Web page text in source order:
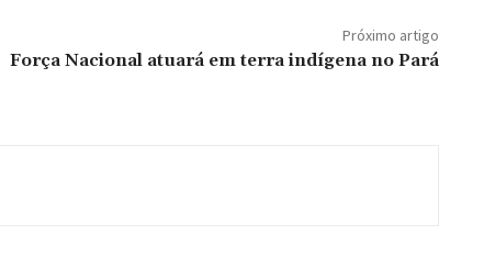
Próximo artigo
Força Nacional atuará em terra indígena no Pará